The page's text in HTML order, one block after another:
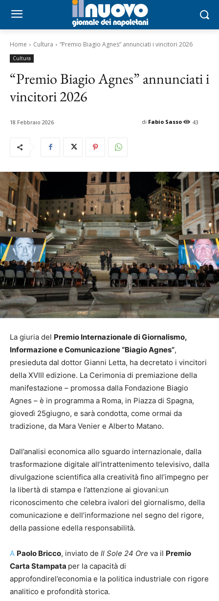
Home Cultura “Premio Biagio Agnes” annunciati i vincitori 2026
Cultura
“Premio Biagio Agnes” annunciati i
vincitori 2026
18 Febbraio 2026 43
di Fabio Sasso
La giuria del Premio Internazionale di Giornalismo,
Informazione e Comunicazione “Biagio Agnes”,
presieduta dal dottor Gianni Letta, ha decretato i vincitori
della XVIII edizione. La Cerimonia di premiazione della
manifestazione – promossa dalla Fondazione Biagio
Agnes – è in programma a Roma, in Piazza di Spagna,
giovedì 25giugno, e sarà condotta, come ormai da
tradizione, da Mara Venier e Alberto Matano.
Dall’analisi economica allo sguardo internazionale, dalla
trasformazione digitale all’intrattenimento televisivo, dalla
divulgazione scientifica alla creatività fino all’impegno per
la libertà di stampa e l’attenzione ai giovani:un
riconoscimento che celebra ivalori del giornalismo, della
comunicazione e dell’informazione nel segno del rigore,
della passione edella responsabilità.
A Paolo Bricco, inviato de Il Sole 24 Ore va il Premio
Carta Stampata per la capacità di
approfondirel’economia e la politica industriale con rigore
analitico e profondità storica.